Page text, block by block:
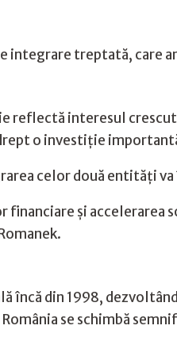
integrare treptată, care
reflectă interesul
o investiție
celor două entități
financiare și
încă din 1998,
se schimbă